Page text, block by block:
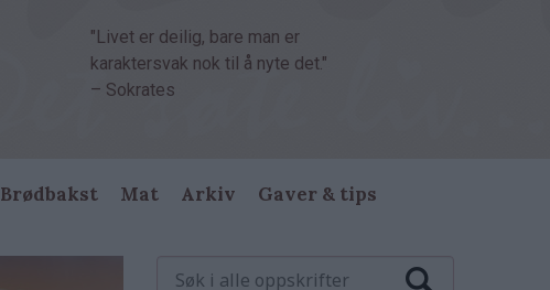
"Livet er deilig, bare man er
karaktersvak nok til å nyte det."
– Sokrates
Brødbakst Mat Arkiv Gaver & tips